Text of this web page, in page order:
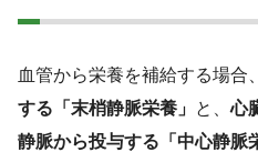
血管から栄養を補給する場合、
する「末梢静脈栄養」 と、心
静脈から投与する「中心静脈